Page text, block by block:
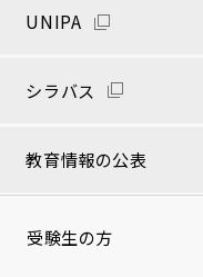
UNIPA
シラバス
教育情報の公表
受験生の方